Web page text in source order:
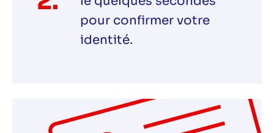
pour confirmer votre
identité.